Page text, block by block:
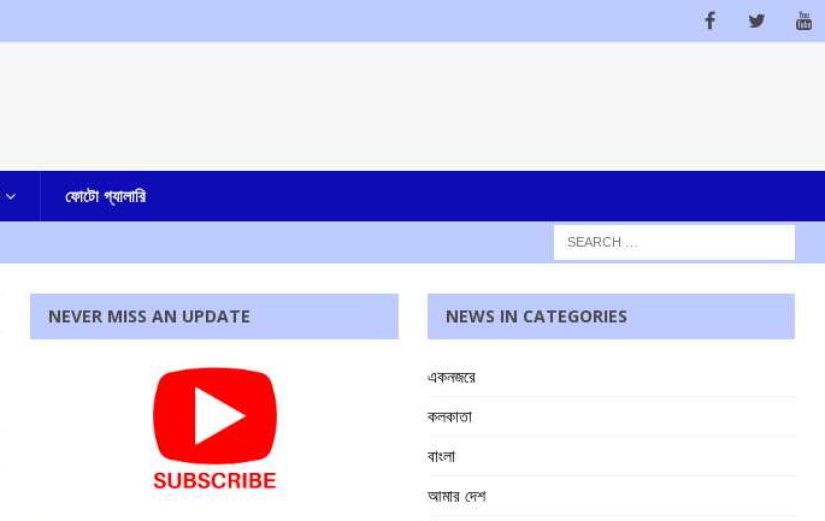
ফোটো গ্যালারি
NEVER MISS AN UPDATE NEWS IN CATEGORIES
একনজরে
কলকাতা
বাংলা
আমার দেশ